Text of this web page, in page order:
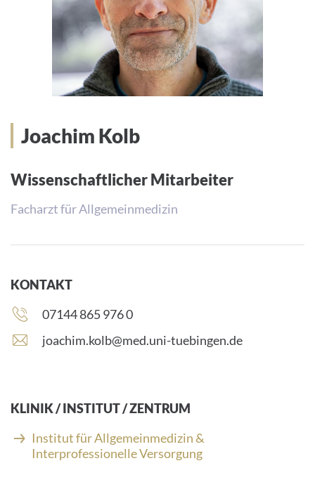
Joachim Kolb
Wissenschaftlicher Mitarbeiter
Facharzt für Allgemeinmedizin
KONTAKT
Telefonnummer:
07144 865 976 0
E
i
l
A
d
joachim.kolb@med.uni-tuebingen.de
KLINIK / INSTITUT / ZENTRUM
Institut für Allgemeinmedizin &
Interprofessionelle Versorgung